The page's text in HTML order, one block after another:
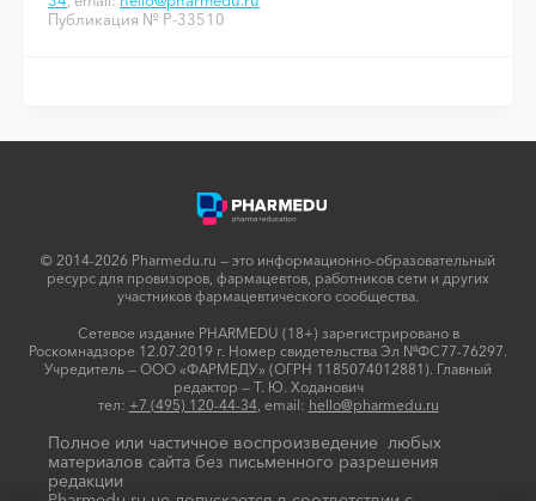
Публикация № P-33510
© 2014-2026 Pharmedu.ru — это информационно-образовательный
ресурс для провизоров, фармацевтов, работников сети и других
участников фармацевтического сообщества.
Сетевое издание PHARMEDU (18+) зарегистрировано в
Роскомнадзоре 12.07.2019 г. Номер свидетельства Эл №ФС77-76297.
Учредитель — ООО «ФАРМЕДУ» (ОГРН 1185074012881). Главный
редактор — Т. Ю. Ходанович
тел: +7 (495) 120-44-34, email: hello@pharmedu.ru
Полное или частичное воспроизведение любых
материалов сайта без письменного разрешения
редакции